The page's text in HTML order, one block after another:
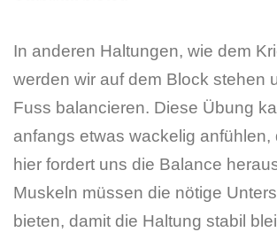
In anderen Haltungen, wie dem
werden wir auf dem Block stehen
Fuss balancieren. Diese Übung
anfangs etwas wackelig anfühlen,
hier fordert uns die Balance
Muskeln müssen die nötige
bieten, damit die Haltung stabil